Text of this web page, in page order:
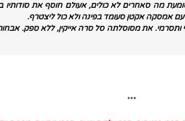
מה סאחרים לא כולים, אעולם חוסף את סודותיו
אמסקה אקטן סעומד בפינה ולא כול ליצטרף.
ותסרמי. את מסוסלתה סל סרה אייקין, ללא ספק.
***